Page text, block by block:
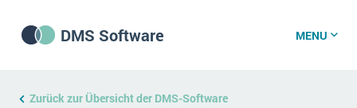
DMS Software
DMS Software
MENU
Zurück zur Übersicht der DMS-Software